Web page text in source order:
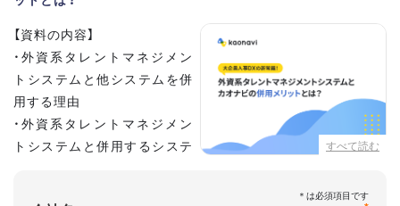
すべて読む
【資料の内容】
・外資系タレントマネジメン
トシステムと他システムを併
用する理由
・外資系タレントマネジメン
トシステムと併用するシステ